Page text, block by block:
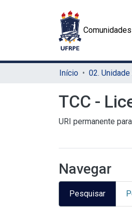
Início
TCC -
URI permanente
Navegar
Pesquisar